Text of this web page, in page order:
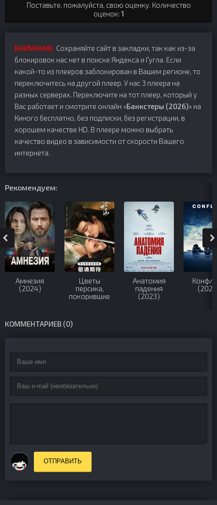
Поставьте, пожалуйста, свою оценку. Количество
оценок: 1
ВНИМАНИЕ: Сохраняйте сайт в закладки, так как из-за
блокировок нас нет в поиске Яндекса и Гугла. Если
какой-то из плееров заблокирован в Вашем регионе, то
переключитесь на другой плеер. У нас 3 плеера на
разных серверах. Переключите на тот плеер, который у
Вас работает и смотрите онлайн «Банкстеры (2026)» на
Киного бесплатно, без подписки, без регистрации, в
хорошем качестве HD. В плеере можно выбрать
качество видео в зависимости от скорости Вашего
интернета.
Рекомендуем:
Амнезия
(2024)
Цветы
персика,
покорившие
Анатомия
падения
(2023)
КОММЕНТАРИЕВ (0)
ОТПРАВИТЬ